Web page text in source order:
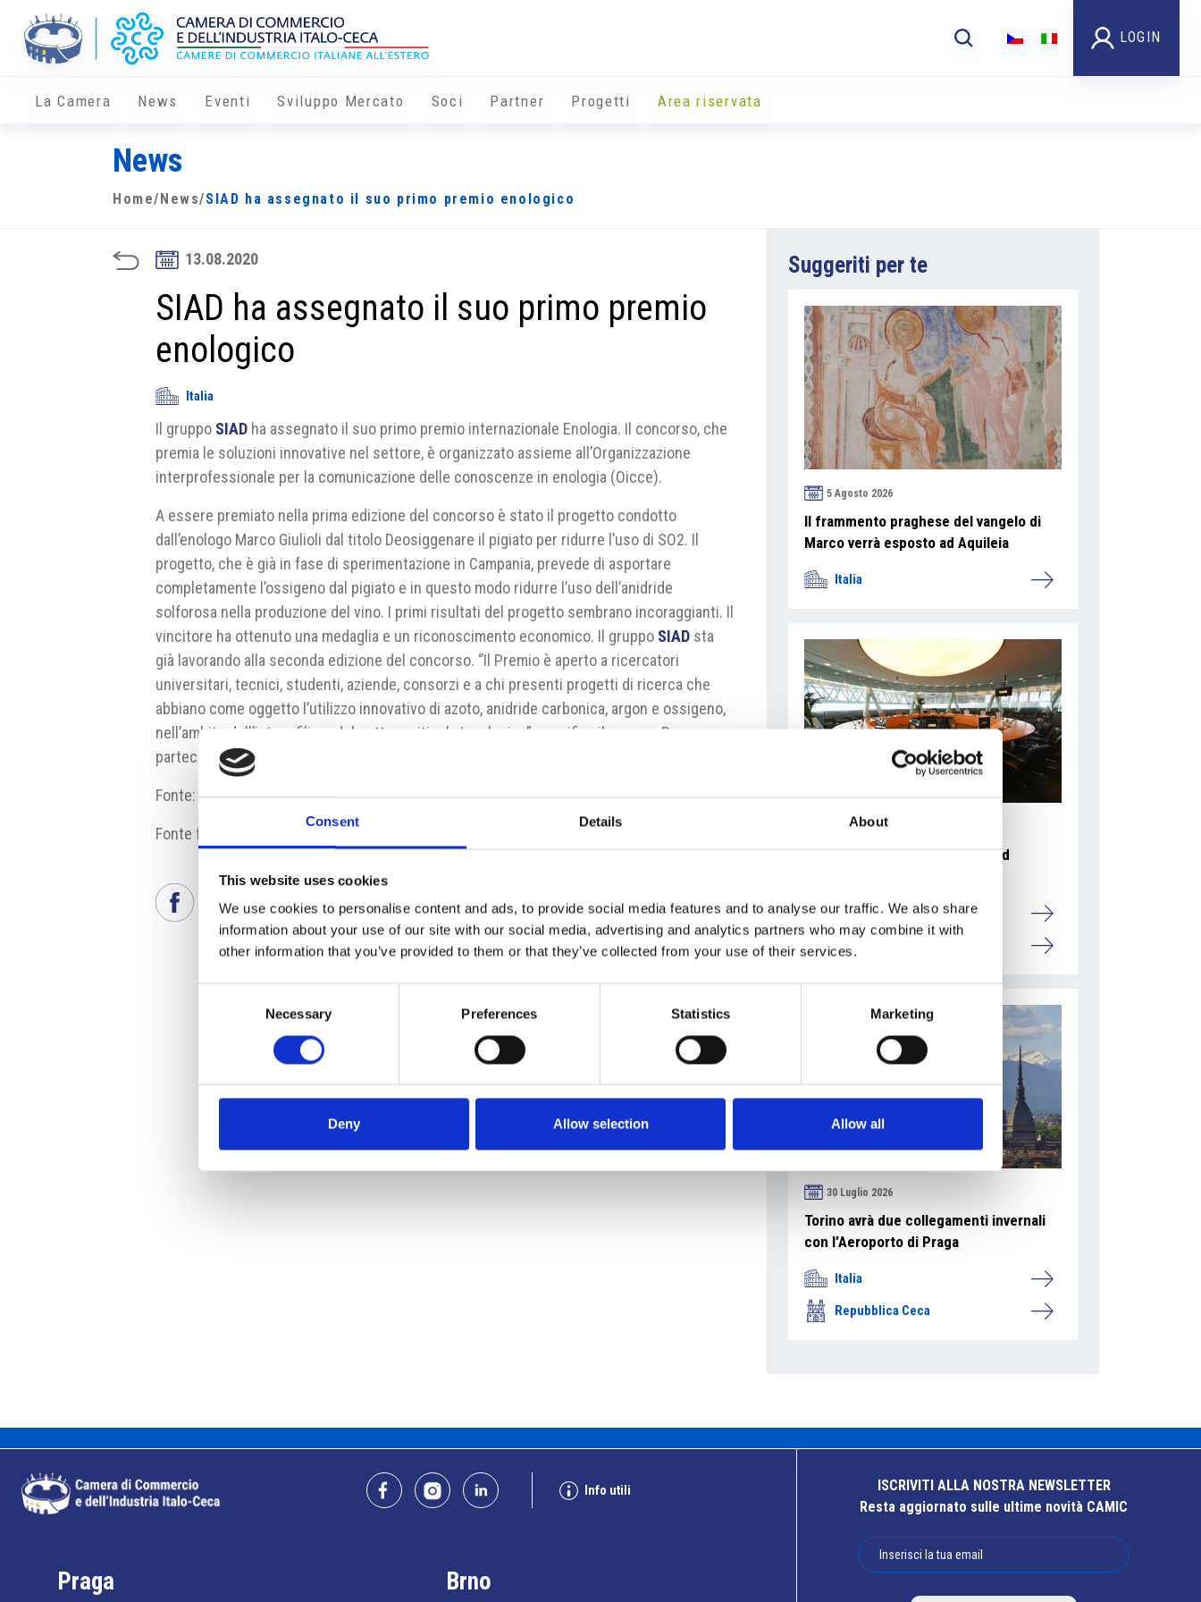
Consent Details About
This website uses cookies
We use cookies to personalise content and ads, to provide social media features and to analyse our traffic. We also share
information about your use of our site with our social media, advertising and analytics partners who may combine it with
other information that you’ve provided to them or that they’ve collected from your use of their services.
Necessary Preferences Statistics Marketing
Deny Allow selection Allow all
LOGIN
La Camera News Eventi Sviluppo Mercato Soci Partner Progetti Area riservata
News
Home/ News/SIAD ha assegnato il suo primo premio enologico
13.08.2020
SIAD ha assegnato il suo primo premio
enologico
Italia
Il gruppo SIAD ha assegnato il suo primo premio internazionale Enologia. Il concorso, che
premia le soluzioni innovative nel settore, è organizzato assieme all’Organizzazione
interprofessionale per la comunicazione delle conoscenze in enologia (Oicce).
A essere premiato nella prima edizione del concorso è stato il progetto condotto
dall’enologo Marco Giulioli dal titolo Deosiggenare il pigiato per ridurre l’uso di SO2. Il
progetto, che è già in fase di sperimentazione in Campania, prevede di asportare
completamente l’ossigeno dal pigiato e in questo modo ridurre l’uso dell’anidride
solforosa nella produzione del vino. I primi risultati del progetto sembrano incoraggianti. Il
vincitore ha ottenuto una medaglia e un riconoscimento economico. Il gruppo SIAD sta
già lavorando alla seconda edizione del concorso. “Il Premio è aperto a ricercatori
universitari, tecnici, studenti, aziende, consorzi e a chi presenti progetti di ricerca che
abbiano come oggetto l’utilizzo innovativo di azoto, anidride carbonica, argon e ossigeno,
nell’ambito dell’intera filiera del settore viticolo/enologico” specifica il gruppo. Possono
partecipare progetti in qualsiasi fase di sviluppo.
Fonte:https://www.siad.com/it/news/
Fonte fotografia: Siad
Suggeriti per te
5 Agosto 2026
Il frammento praghese del vangelo di
Marco verrà esposto ad Aquileia
Italia
31 Luglio 2026
L’industriale ceco Michal Strnad
Camic e Soci
Italia
30 Luglio 2026
Torino avrà due collegamenti invernali
con l’Aeroporto di Praga
Italia
Repubblica Ceca
Info utili
Praga Brno
ISCRIVITI ALLA NOSTRA NEWSLETTER
Resta aggiornato sulle ultime novità CAMIC